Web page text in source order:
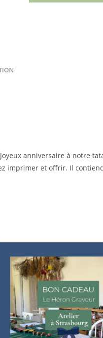
anniversaire à notre
imprimer et offrir. Il